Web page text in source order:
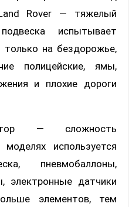
Rover — тяжелый
испытывает
на бездорожье,
полицейские, ямы,
и плохие дороги
— сложность
используется
пневмобаллоны,
электронные датчики
элементов, тем